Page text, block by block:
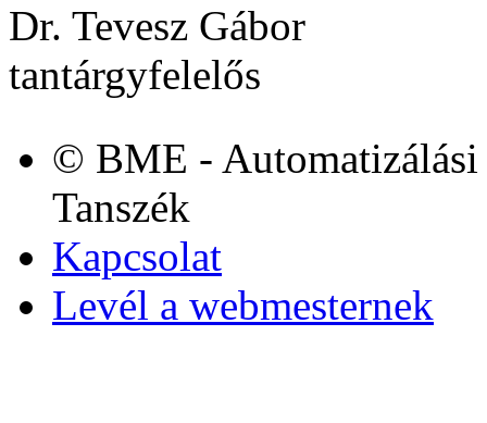
Dr. Tevesz Gábor
tantárgyfelelős
© BME -
Tanszék
Kapcsolat
Levél a webmesternek